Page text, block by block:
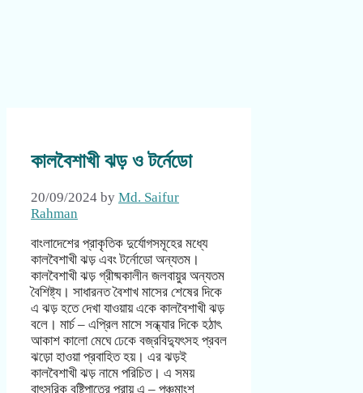
কালবৈশাখী ঝড় ও টর্নেডো
20/09/2024 by Md. Saifur
Rahman
বাংলাদেশের প্রাকৃতিক দুর্যোগসমূহের মধ্যে
কালবৈশাখী ঝড় এবং টর্নোডো অন্যতম।
কালবৈশাখী ঝড় গ্রীষ্মকালীন জলবায়ুর অন্যতম
বৈশিষ্ট্য। সাধারনত বৈশাখ মাসের শেষের দিকে
এ ঝড় হতে দেখা যাওয়ায় একে কালবৈশাখী ঝড়
বলে। মার্চ – এপ্রিল মাসে সন্ধ্যার দিকে হঠাৎ
আকাশ কালো মেঘে ঢেকে বজ্রবিদ্যুৎসহ প্রবল
ঝড়ো হাওয়া প্রবাহিত হয়। এর ঝড়ই
কালবৈশাখী ঝড় নামে পরিচিত। এ সময়
বাৎসরিক বৃষ্টিপাতের প্রায় এ – পঞ্চমাংশ